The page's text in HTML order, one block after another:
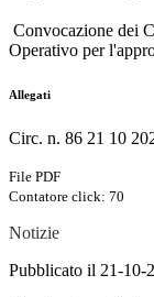
Convocazione dei
Operativo per
Allegati
Circ. n. 86 21 10
File PDF
Contatore click: 70
Notizie
Pubblicato il 21-10-